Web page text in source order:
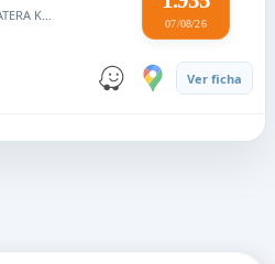
CARRETERA CATRAL-ALBATERA KM. 4,2
07/08/26
Ver ficha